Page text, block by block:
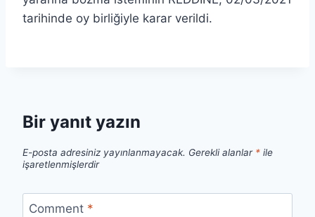
tarihinde oy birliğiyle karar verildi.
Bir yanıt yazın
E-posta adresiniz yayınlanmayacak. Gerekli alanlar * ile
işaretlenmişlerdir
Comment *